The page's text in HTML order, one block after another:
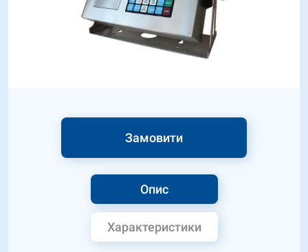
Опис
Характеристики
Замовити